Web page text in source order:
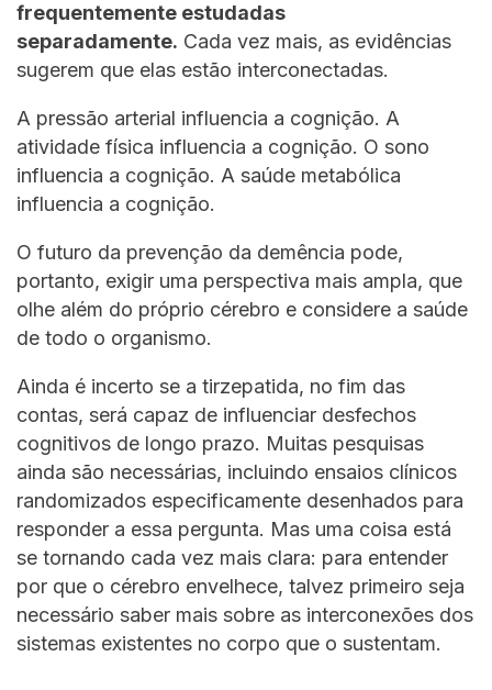
frequentemente estudadas
separadamente. Cada vez mais, as evidências
sugerem que elas estão interconectadas.
A pressão arterial influencia a cognição. A
atividade física influencia a cognição. O sono
influencia a cognição. A saúde metabólica
influencia a cognição.
O futuro da prevenção da demência pode,
portanto, exigir uma perspectiva mais ampla, que
olhe além do próprio cérebro e considere a saúde
de todo o organismo.
Ainda é incerto se a tirzepatida, no fim das
contas, será capaz de influenciar desfechos
cognitivos de longo prazo. Muitas pesquisas
ainda são necessárias, incluindo ensaios clínicos
randomizados especificamente desenhados para
responder a essa pergunta. Mas uma coisa está
se tornando cada vez mais clara: para entender
por que o cérebro envelhece, talvez primeiro seja
necessário saber mais sobre as interconexões dos
sistemas existentes no corpo que o sustentam.